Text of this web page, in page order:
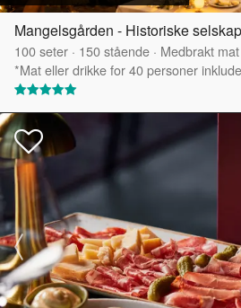
Mangelsgården - Historiske
100seter · 150stående · Medbrakt
*Mat eller drikke for 40 personer